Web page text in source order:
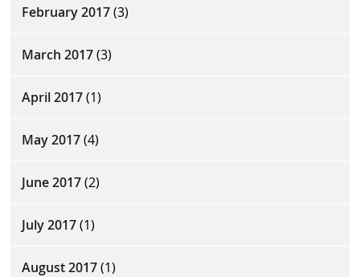
February 2017(3)
March 2017(3)
April 2017(1)
May 2017(4)
June 2017(2)
July 2017(1)
August 2017(1)